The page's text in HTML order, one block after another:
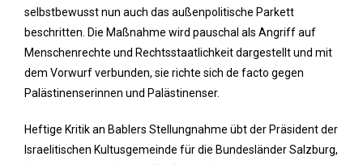
selbstbewusst nun auch das außenpolitische Parkett
beschritten. Die Maßnahme wird pauschal als Angriff auf
Menschenrechte und Rechtsstaatlichkeit dargestellt und mit
dem Vorwurf verbunden, sie richte sich de facto gegen
Palästinenserinnen und Palästinenser.
Heftige Kritik an Bablers Stellungnahme übt der Präsident der
Israelitischen Kultusgemeinde für die Bundesländer Salzburg,